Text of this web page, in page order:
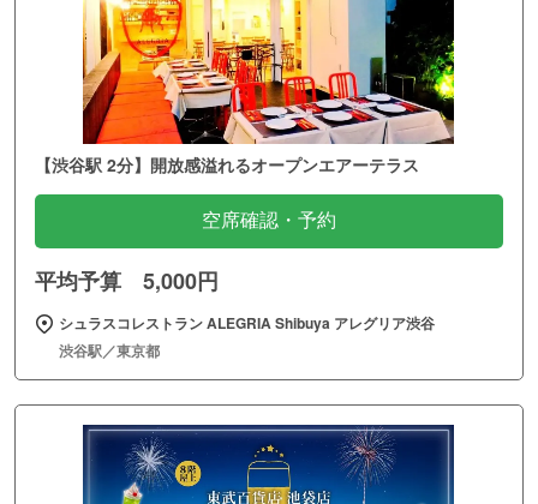
【渋谷駅 2分】開放感溢れるオープンエアーテラス
空席確認・予約
平均予算 5,000円
シュラスコレストラン ALEGRIA Shibuya アレグリア渋谷
渋谷駅／東京都